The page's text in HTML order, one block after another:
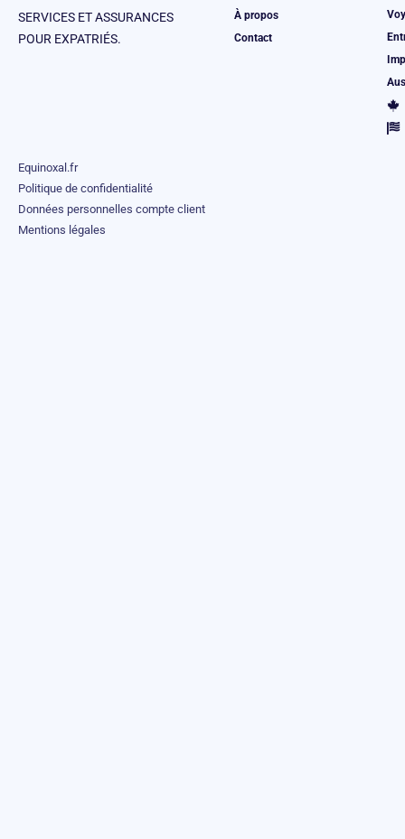
SERVICES ET ASSURANCES
POUR EXPATRIÉS.
À propos
Contact
Equinoxal.fr
Politique de confidentialité
Données personnelles compte client
Mentions légales